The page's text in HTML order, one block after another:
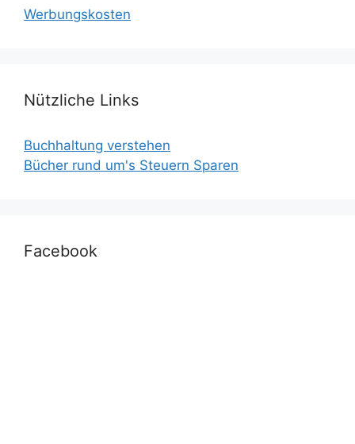
Werbungskosten
Nützliche Links
Buchhaltung verstehen
Bücher rund um's Steuern Sparen
Facebook